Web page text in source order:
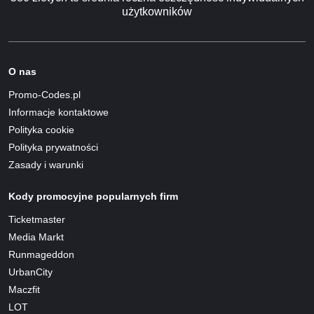
użytkowników
O nas
Promo-Codes.pl
Informacje kontaktowe
Polityka cookie
Polityka prywatności
Zasady i warunki
Kody promocyjne popularnych firm
Ticketmaster
Media Markt
Runmageddon
UrbanCity
Maczfit
LOT